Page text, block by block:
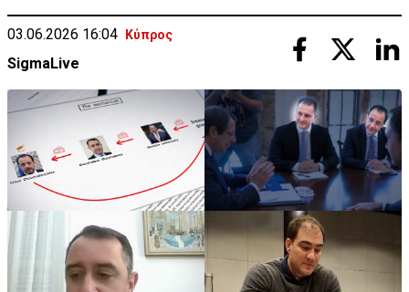
03.06.2026 16:04 Κύπρος
SigmaLive